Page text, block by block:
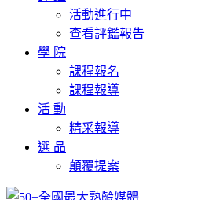
活動進行中
查看評鑑報告
學 院
課程報名
課程報導
活 動
精采報導
選 品
顛覆提案